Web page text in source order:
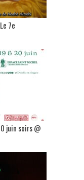
7e
juin soirs @